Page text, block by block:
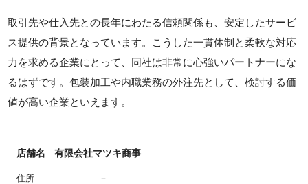
取引先や仕入先との長年にわたる信頼関係も、安定したサービ
ス提供の背景となっています。こうした一貫体制と柔軟な対応
力を求める企業にとって、同社は非常に心強いパートナーにな
るはずです。包装加工や内職業務の外注先として、検討する価
値が高い企業といえます。
店舗名 有限会社マツキ商事
住所 －